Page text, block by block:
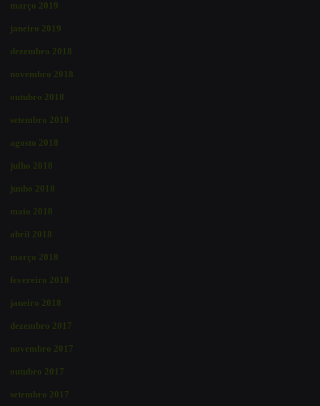
março 2019
janeiro 2019
dezembro 2018
novembro 2018
outubro 2018
setembro 2018
agosto 2018
julho 2018
junho 2018
maio 2018
abril 2018
março 2018
fevereiro 2018
janeiro 2018
dezembro 2017
novembro 2017
outubro 2017
setembro 2017